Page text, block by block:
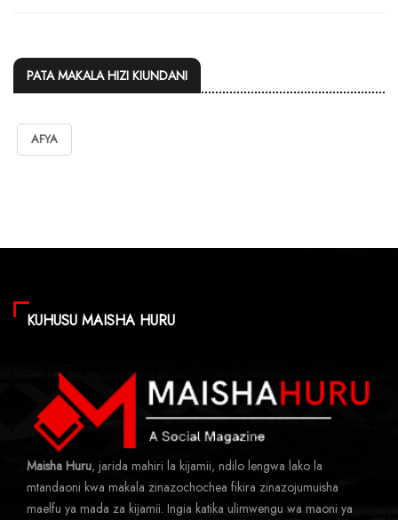
PATA MAKALA HIZI KIUNDANI
AFYA
KUHUSU MAISHA HURU
Maisha Huru, jarida mahiri la kijamii, ndilo lengwa lako la
mtandaoni kwa makala zinazochochea fikira zinazojumuisha
maelfu ya mada za kijamii. Ingia katika ulimwengu wa maoni ya